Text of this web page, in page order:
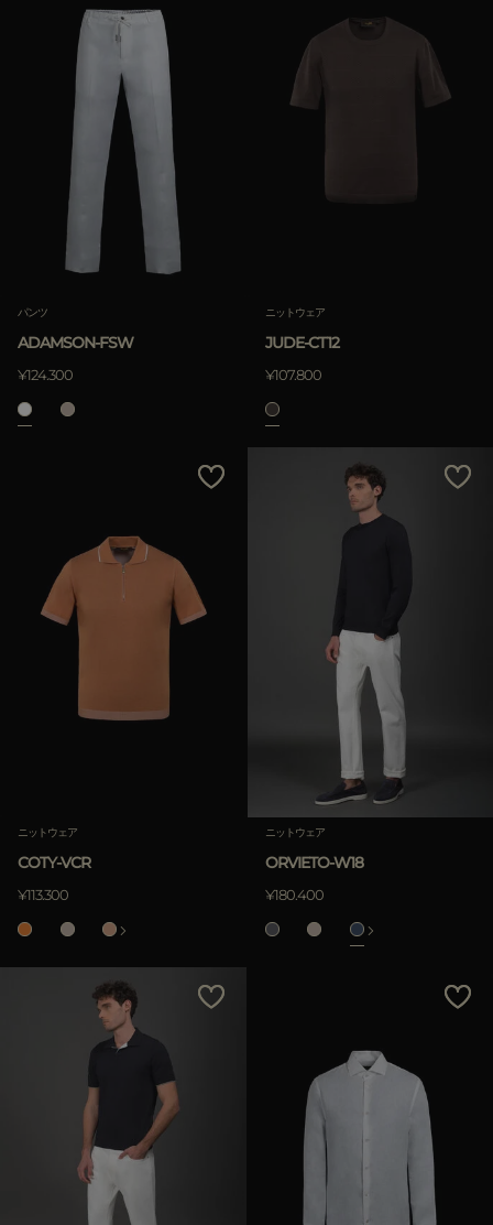
パンツ
ADAMSON-FSW
¥124.300
ニットウェア
JUDE-CT12
¥107.800
ニットウェア
COTY-VCR
¥113.300
ニットウェア
ORVIETO-W18
¥180.400